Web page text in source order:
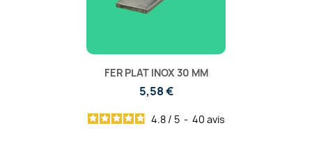
FER PLAT INOX 30 MM
5,58 €
4.8 / 5 - 40 avis